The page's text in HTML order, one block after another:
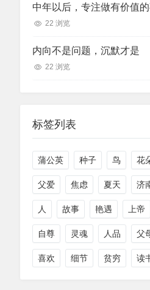
中年以后，专注做有价值
22 浏览
内向不是问题，沉默才是
22 浏览
标签列表
蒲公英 种子 鸟 花
父爱 焦虑 夏天 济
人 故事 艳遇 上帝
自尊 灵魂 人品 父
喜欢 细节 贫穷 读